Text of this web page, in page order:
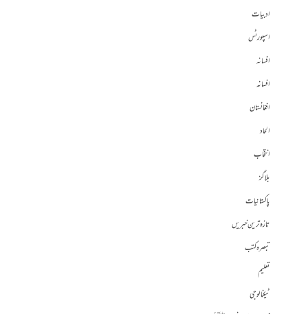
ادبیات
اسپورٹس
افسانہ
افسانہ
افغانستان
الحاد
انتخاب
بلاگز
پاکستانیات
تازہ ترین خبریں
تبصرہ کتب
تعلیم
ٹیکنالوجی